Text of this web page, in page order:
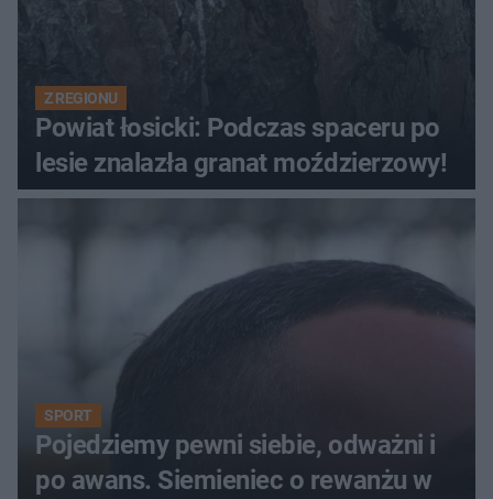
Z REGIONU
Powiat łosicki: Podczas spaceru po
lesie znalazła granat moździerzowy!
SPORT
Pojedziemy pewni siebie, odważni i
po awans. Siemieniec o rewanżu w